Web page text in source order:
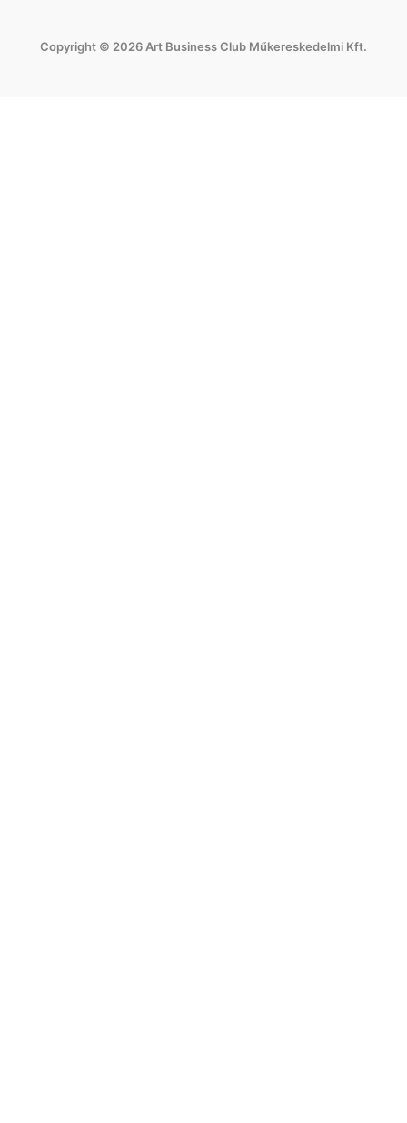
e
b
t
a
Copyright © 2026 Art Business Club Műkereskedelmi Kft.